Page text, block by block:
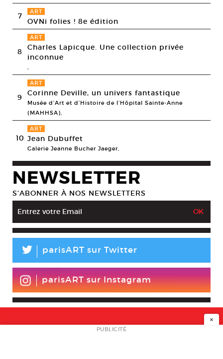
7 ART
OVNi folies ! 8e édition
8
ART
Charles Lapicque. Une collection privée
inconnue
,
9
ART
Corinne Deville, un univers fantastique
Musée d’Art et d’Histoire de l’Hôpital Sainte-Anne
(MAHHSA),
10
ART
Jean Dubuffet
Galerie Jeanne Bucher Jaeger,
NEWSLETTER
S’ABONNER À NOS NEWSLETTERS
L parisART sur Twitter
parisART sur Instagram
NEWSLETTER
×
PUBLICITÉ